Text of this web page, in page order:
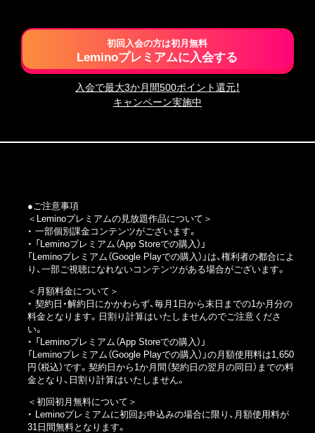
初回入会の方は初月無料
Leminoプレミアムに入会する
入会で最大3か月間500ポイント還元！
キャンペーン実施中
●ご注意事項
＜Leminoプレミアムの見放題作品について＞
・ 一部個別課金コンテンツがございます。
・ 「Leminoプレミアム（App Storeでの購入）」
「Leminoプレミアム（Google Playでの購入）」 は、権利者の都合によ
り、一部ご視聴になれないコンテンツがある場合がございます。
＜月額料金について＞
・ 契約日・解約日にかかわらず、毎月1日から末日までの1か月分の
料金となります。日割り計算はいたしませんのでご注意くださ
い。
・ 「Leminoプレミアム（App Storeでの購入）」
「Leminoプレミアム（Google Playでの購入）」の月額使用料は1,650
円（税込）です。契約日から1か月間（契約日の翌月の同日）までの料
金となり、日割り計算はいたしません。
＜初回初月無料について＞
・ Leminoプレミアムに初回お申込みの場合に限り、月額使用料が
31日間無料となります。